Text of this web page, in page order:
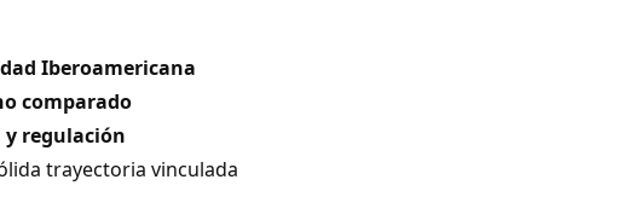
Iberoamericana
comparado
regulación
trayectoria vinculada